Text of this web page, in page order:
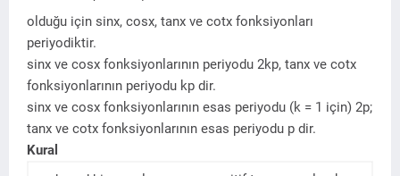
olduğu için sinx, cosx, tanx ve cotx fonksiyonları
periyodiktir.
sinx ve cosx fonksiyonlarının periyodu 2kp, tanx ve cotx
fonksiyonlarının periyodu kp dir.
sinx ve cosx fonksiyonlarının esas periyodu (k = 1 için) 2p;
tanx ve cotx fonksiyonlarının esas periyodu p dir.
Kural